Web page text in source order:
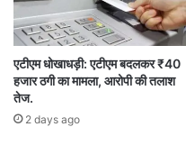
एटीएम धोखाधड़ी: एटीएम बदलकर ₹40
हजार ठगी का मामला, आरोपी की तलाश
तेज.
2 days ago